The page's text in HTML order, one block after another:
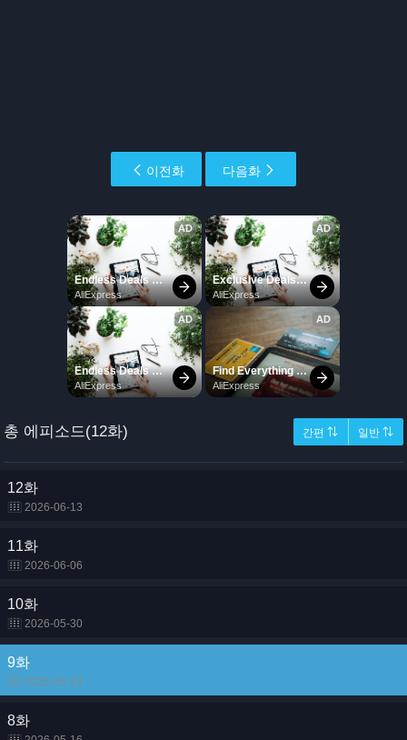
이전화 다음화
총 에피소드(12화) 간편 ⇅ 일반 ⇅
12화
2026-06-13
11화
2026-06-06
10화
2026-05-30
9화
2026-05-23
8화